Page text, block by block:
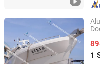
1
Qingdao Dookyu Crown
Shandong, China